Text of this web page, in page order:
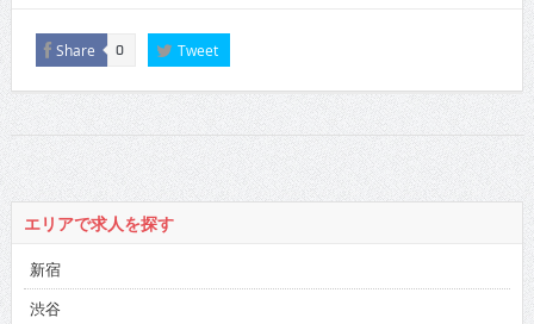
Share 0 Tweet
エリアで求人を探す
新宿
渋谷